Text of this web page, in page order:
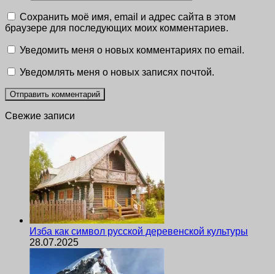
Сохранить моё имя, email и адрес сайта в этом
браузере для последующих моих комментариев.
Уведомить меня о новых комментариях по email.
Уведомлять меня о новых записях почтой.
Свежие записи
Изба как символ русской деревенской культуры
28.07.2025